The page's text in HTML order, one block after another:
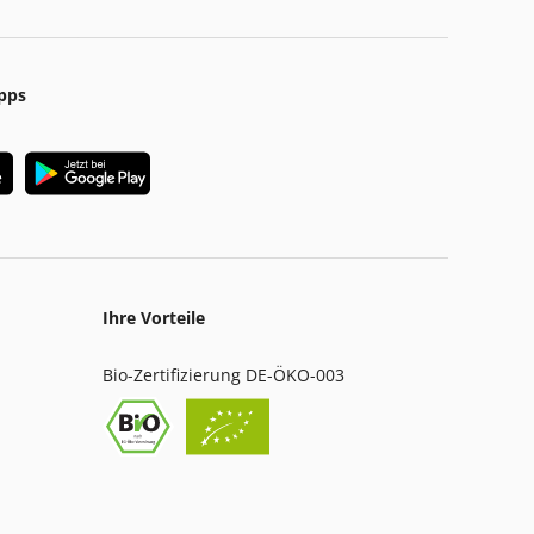
Ihre Vorteile
Bio-Zertifizierung DE-ÖKO-003